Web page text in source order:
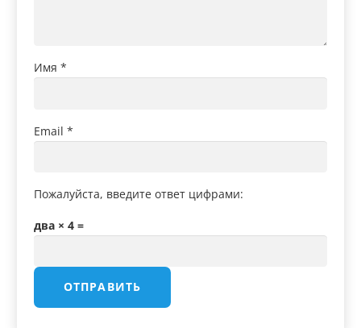
Имя *
Email *
Пожалуйста, введите ответ цифрами:
два × 4 =